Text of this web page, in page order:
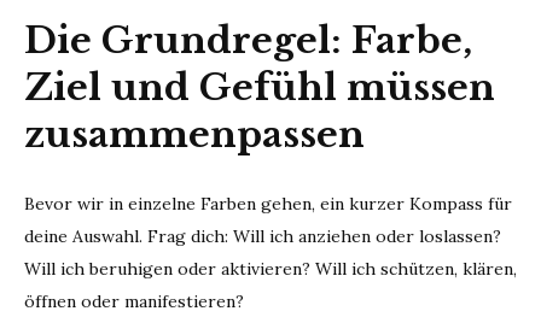
Die Grundregel: Farbe,
Ziel und Gefühl müssen
zusammenpassen
Bevor wir in einzelne Farben gehen, ein kurzer Kompass für
deine Auswahl. Frag dich: Will ich anziehen oder loslassen?
Will ich beruhigen oder aktivieren? Will ich schützen, klären,
öffnen oder manifestieren?